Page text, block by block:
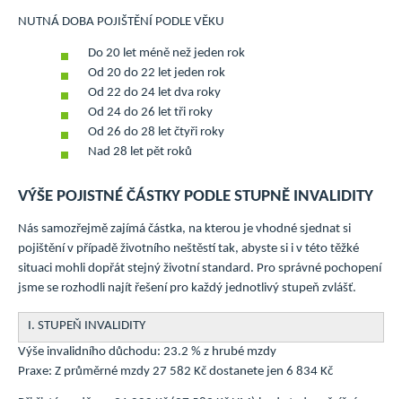
NUTNÁ DOBA POJIŠTĚNÍ PODLE VĚKU
Do 20 let méně než jeden rok
Od 20 do 22 let jeden rok
Od 22 do 24 let dva roky
Od 24 do 26 let tři roky
Od 26 do 28 let čtyři roky
Nad 28 let pět roků
VÝŠE POJISTNÉ ČÁSTKY PODLE STUPNĚ INVALIDITY
Nás samozřejmě zajímá částka, na kterou je vhodné sjednat si
pojištění v případě životního neštěstí tak, abyste si i v této těžké
situaci mohli dopřát stejný životní standard. Pro správné pochopení
jsme se rozhodli najít řešení pro každý jednotlivý stupeň zvlášť.
I. STUPEŇ INVALIDITY
Výše invalidního důchodu: 23.2 % z hrubé mzdy
Praxe: Z průměrné mzdy 27 582 Kč dostanete jen 6 834 Kč